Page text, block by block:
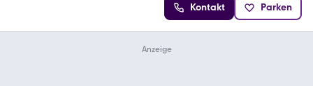
Kontakt Parken